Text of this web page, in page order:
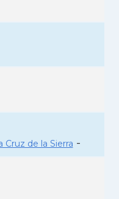
Cruz de la Sierra -